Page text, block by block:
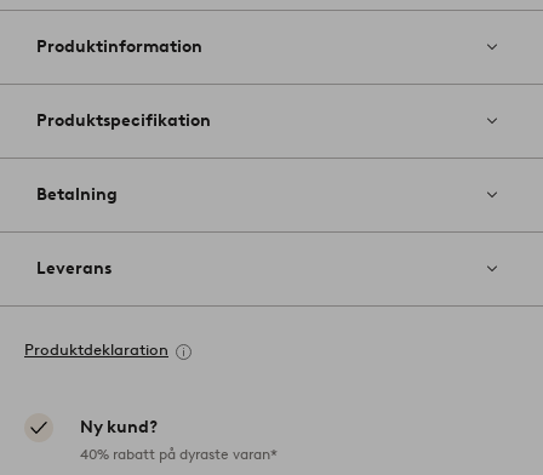
till
favoriter
Produktinformation
Produktspecifikation
Betalning
Leverans
Produktdeklaration
Ny kund?
40% rabatt på dyraste varan*